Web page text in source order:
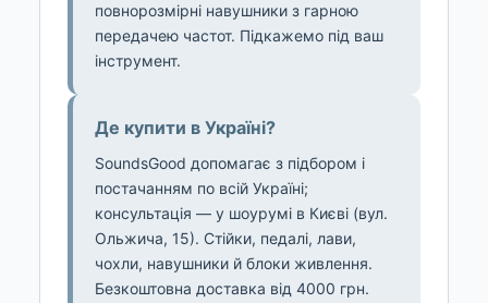
повнорозмірні навушники з гарною
передачею частот. Підкажемо під ваш
інструмент.
Де купити в Україні?
SoundsGood допомагає з підбором і
постачанням по всій Україні;
консультація — у шоурумі в Києві (вул.
Ольжича, 15). Стійки, педалі, лави,
чохли, навушники й блоки живлення.
Безкоштовна доставка від 4000 грн.